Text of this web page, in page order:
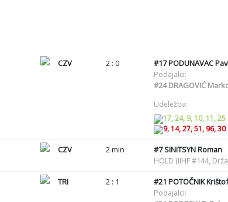
CZV 2 : 0 #17PODUNAVAC
Podajalci:
#24DRAGOVIĆ
Udeležba:
17, 24, 9, 10, 11, 25
9, 14, 27, 51, 96, 30
CZV 2 min #7SINITSYN Roman
HOLD (IIHF #144,
TRI 2 : 1 #21 POTOČNIK Krištof
Podajalci: